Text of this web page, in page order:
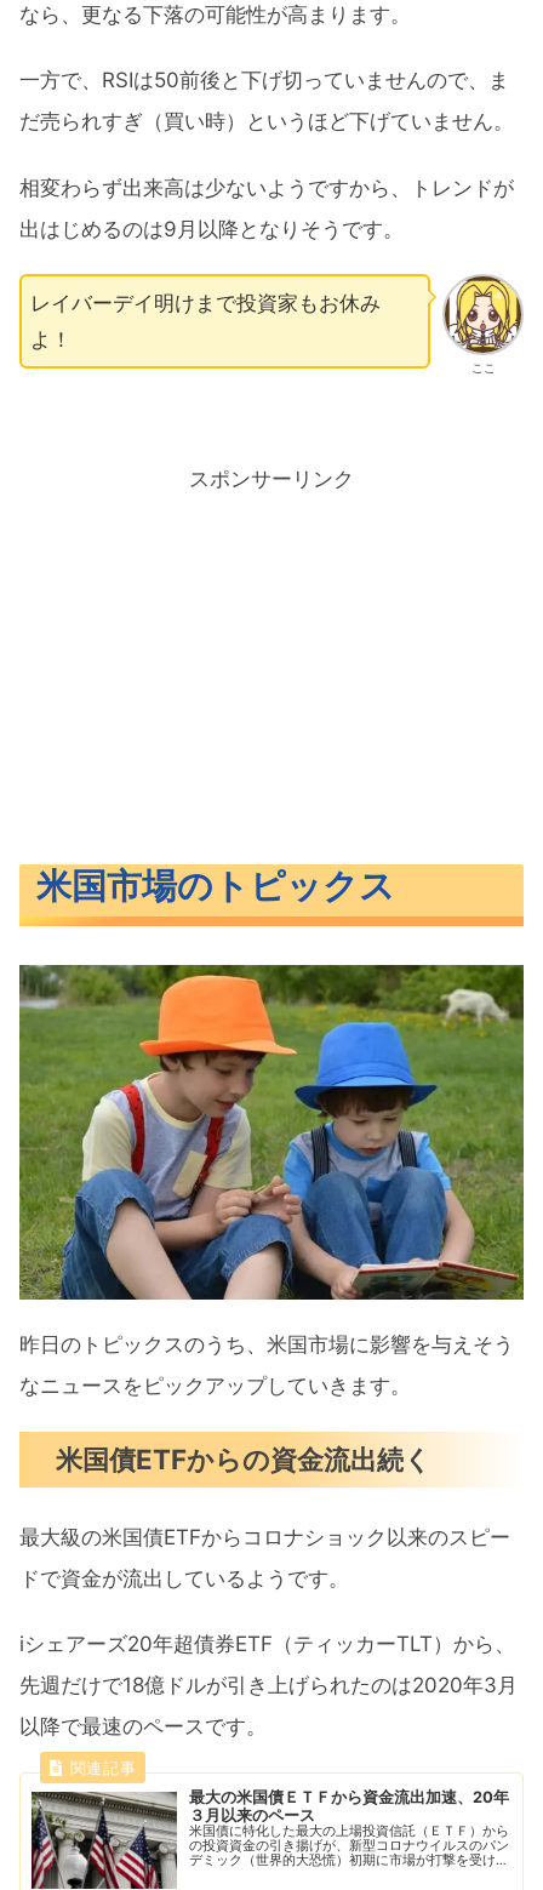
なら、更なる下落の可能性が高まります。
一方で、RSIは50前後と下げ切っていませんので、ま
だ売られすぎ（買い時）というほど下げていません。
相変わらず出来高は少ないようですから、トレンドが
出はじめるのは9月以降となりそうです。
ここ
レイバーデイ明けまで投資家もお休み
よ！
スポンサーリンク
米国市場のトピックス
昨日のトピックスのうち、米国市場に影響を与えそう
なニュースをピックアップしていきます。
米国債ETFからの資金流出続く
最大級の米国債ETFからコロナショック以来のスピー
ドで資金が流出しているようです。
iシェアーズ20年超債券ETF（ティッカーTLT）から、
先週だけで18億ドルが引き上げられたのは2020年3月
以降で最速のペースです。
最大の米国債ＥＴＦから資金流出加速、20年
３月以来のペース
米国債に特化した最大の上場投資信託（ＥＴＦ）から
の投資資金の引き揚げが、新型コロナウイルスのパン
デミック（世界的大恐慌）初期に市場が打撃を受けて